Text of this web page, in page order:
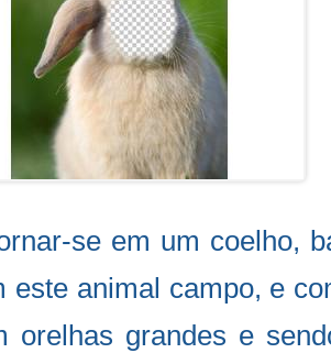
se em um coelho,
animal campo, e
grandes e